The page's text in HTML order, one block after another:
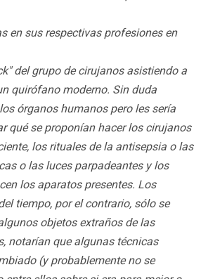
en sus respectivas profesiones en
del grupo de cirujanos asistiendo a
quirófano moderno. Sin duda
órganos humanos pero les sería
qué se proponían hacer los cirujanos
los rituales de la antisepsia o las
o las luces parpadeantes y los
los aparatos presentes. Los
tiempo, por el contrario, sólo se
objetos extraños de las
notarían que algunas técnicas
(y probablemente no se